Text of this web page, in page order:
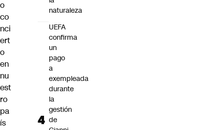
o
co
nci
ert
o
en
nu
est
ro
pa
ís
naturaleza
UEFA
confirma
un
pago
a
exempleada
durante
la
gestión
de